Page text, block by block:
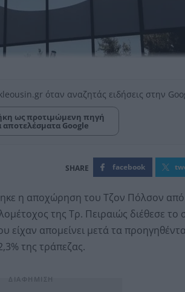
όταν αναζητάς ειδήσεις στην
ως προτιμώμενη πηγή
αποτελέσματα Google
facebook
η αποχώρηση του Τζον Πόλσον
της Τρ. Πειραιώς διέθεσε
είχαν απομείνει μετά τα
της τράπεζας.